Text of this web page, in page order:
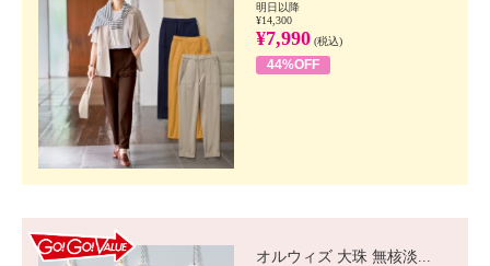
明日以降
¥14,300
¥7,990 (税込)
44%OFF
オルウィズ 大珠 無核淡...